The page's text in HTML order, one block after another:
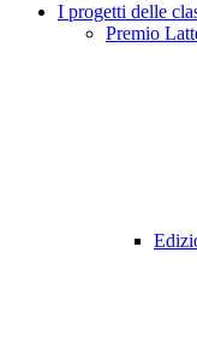
I progetti delle
Premio